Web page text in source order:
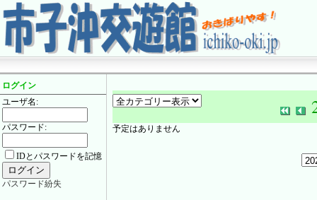
ログイン
ユーザ名:
パスワード:
IDとパスワードを記憶
パスワード紛失
予定はありません